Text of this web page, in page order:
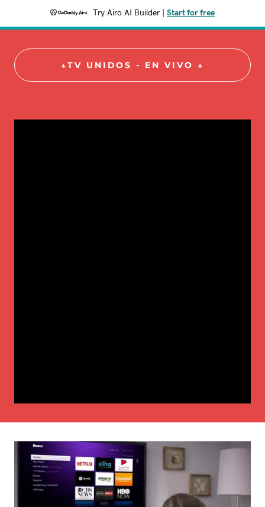
Try Airo AI Builder Start for free
↓TV UNIDOS - EN VIVO ↓